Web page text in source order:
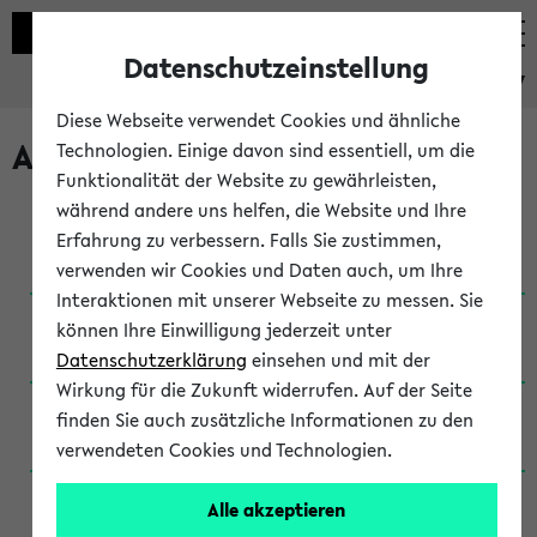
eKVV
Archivierte Studiengänge
Anglistik: British and American Studies / B.A.
(Einschreibung bis WiSe 16/17)
Anglistik: British and American Studies / B.A.
(Einschreibung bis SoSe 2015)
Anglistik: British and American Studies / B.A.
(Einschreibung bis SoSe 2013)
Anglistik: British and American Studies / Ba
(Einschreibung bis SoSe 2011)
Datenschutzeinstellung
Diese Webseite verwendet Cookies und ähnliche
Technologien. Einige davon sind essentiell, um die
Funktionalität der Website zu gewährleisten,
während andere uns helfen, die Website und Ihre
Erfahrung zu verbessern. Falls Sie zustimmen,
verwenden wir Cookies und Daten auch, um Ihre
Interaktionen mit unserer Webseite zu messen. Sie
können Ihre Einwilligung jederzeit unter
Datenschutzerklärung einsehen und mit der
Wirkung für die Zukunft widerrufen. Auf der Seite
finden Sie auch zusätzliche Informationen zu den
verwendeten Cookies und Technologien.
Alle akzeptieren